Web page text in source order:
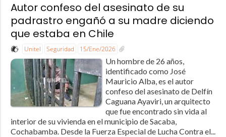
Autor confeso del asesinato de su
padrastro engañó a su madre diciendo
que estaba en Chile
Unitel Seguridad 15/Ene/2026
Un hombre de 26 años,
identificado como José
Mauricio Alba, es el autor
confeso del asesinato de Delfín
Caguana Ayaviri, un arquitecto
que fue encontrado sin vida al
interior de su vivienda en el municipio de Sacaba,
Cochabamba. Desde la Fuerza Especial de Lucha Contra el...